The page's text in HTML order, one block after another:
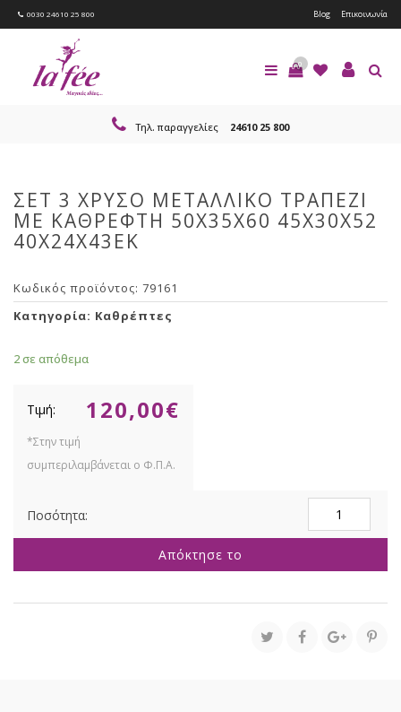
0030 24610 25 800 Blog Επικοινωνία
0
Τηλ. παραγγελίες 24610 25 800
ΣΕΤ 3 ΧΡΥΣΟ ΜΕΤΑΛΛΙΚΟ ΤΡΑΠΕΖΙ
ΜΕ ΚΑΘΡΕΦΤΗ 50Χ35Χ60 45Χ30Χ52
40Χ24Χ43ΕΚ
Κωδικός προϊόντος: 79161
Κατηγορία: Καθρέπτες
2 σε απόθεμα
120,00€
ΧΡΥΣΟ
ΤΡΑΠΕΖΙ
50Χ35Χ60
45Χ30Χ52
Απόκτησε το